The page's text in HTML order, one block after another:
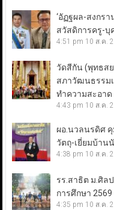
‘อัฏฐผล-สงกรา
สวัสดิการครู-
4:51 pm 10 ส.ค.
วัดสีกัน (พุทธส
สภาวัฒนธรรม
ทำความสะอาด
4:43 pm 10 ส.ค.
ผอ.นวลนรดิศ
วัตถุ-เยี่ยมบ้าน
4:38 pm 10 ส.ค.
รร.สาธิต ม.ศิล
การศึกษา
4:35 pm 10 ส.ค.